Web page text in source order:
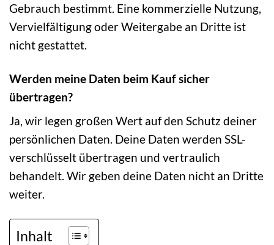
Gebrauch bestimmt. Eine kommerzielle Nutzung,
Vervielfältigung oder Weitergabe an Dritte ist
nicht gestattet.
Werden meine Daten beim Kauf sicher
übertragen?
Ja, wir legen großen Wert auf den Schutz deiner
persönlichen Daten. Deine Daten werden SSL-
verschlüsselt übertragen und vertraulich
behandelt. Wir geben deine Daten nicht an Dritte
weiter.
Inhalt